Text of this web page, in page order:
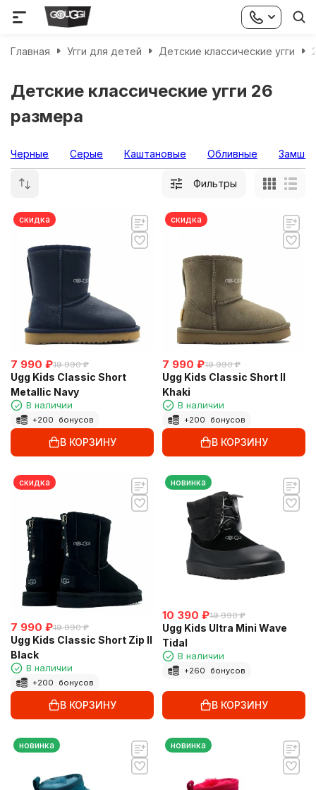
Главная Угги для детей Детские классические угги
Детские классические угги 26
размера
Черные Серые Каштановые Обливные
Фильтры
скидка
7 990 ₽19 990 ₽
Ugg Kids Classic Short
Metallic Navy
В наличии
+200 бонусов
В КОРЗИНУ
скидка
7 990 ₽19 990 ₽
Ugg Kids Classic Short II
Khaki
В наличии
+200 бонусов
В КОРЗИНУ
скидка
7 990 ₽19 990 ₽
Ugg Kids Classic Short Zip II
Black
В наличии
+200 бонусов
В КОРЗИНУ
новинка
10 390 ₽19 990 ₽
Ugg Kids Ultra Mini Wave
Tidal
В наличии
+260 бонусов
В КОРЗИНУ
новинка новинка